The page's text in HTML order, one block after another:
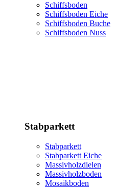
Schiffsboden
Schiffsboden Eiche
Schiffsboden Buche
Schiffsboden Nuss
Stabparkett
Stabparkett
Stabparkett Eiche
Massivholzdielen
Massivholzboden
Mosaikboden